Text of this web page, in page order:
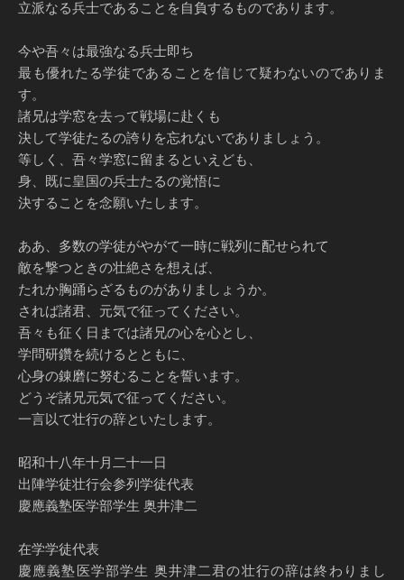
立派なる兵士であることを自負するものであります。
今や吾々は最強なる兵士即ち
最も優れたる学徒であることを信じて疑わないのでありま
す。
諸兄は学窓を去って戦場に赴くも
決して学徒たるの誇りを忘れないでありましょう。
等しく、吾々学窓に留まるといえども、
身、既に皇国の兵士たるの覚悟に
決することを念願いたします。
ああ、多数の学徒がやがて一時に戦列に配せられて
敵を撃つときの壮絶さを想えば、
たれか胸踊らざるものがありましょうか。
されば諸君、元気で征ってください。
吾々も征く日までは諸兄の心を心とし、
学問研鑽を続けるとともに、
心身の錬磨に努むることを誓います。
どうぞ諸兄元気で征ってください。
一言以て壮行の辞といたします。
昭和十八年十月二十一日
出陣学徒壮行会参列学徒代表
慶應義塾医学部学生 奥井津二
在学学徒代表
慶應義塾医学部学生 奥井津二君の壮行の辞は終わりまし